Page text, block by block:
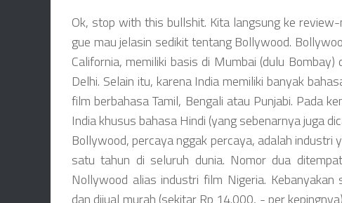
Ok, stop with this bullshit. Kita langsung ke
gue mau jelasin sedikit tentang Bollywood.
California, memiliki basis di Mumbai (dulu
Delhi. Selain itu, karena India memiliki banyak
film berbahasa Tamil, Bengali atau Punjabi. Pada
India khusus bahasa Hindi (yang sebenarnya juga
Bollywood, percaya nggak percaya, adalah industri
satu tahun di seluruh dunia. Nomor dua
Nollywood alias industri film Nigeria.
dan dijual murah (sekitar Rp 14.000, - per